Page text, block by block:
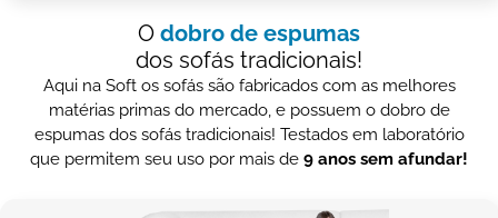
O dobro de espumas
dos sofás tradicionais!
Aqui na Soft os sofás são fabricados com as melhores
matérias primas do mercado, e possuem o dobro de
espumas dos sofás tradicionais! Testados em laboratório
que permitem seu uso por mais de 9 anos sem afundar!